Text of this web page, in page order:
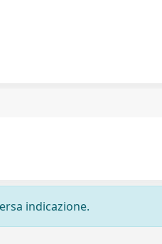
indicazione.